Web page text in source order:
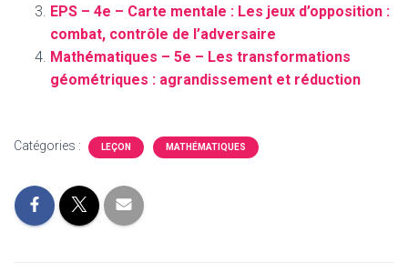
EPS – 4e – Carte mentale : Les jeux d’opposition :
combat, contrôle de l’adversaire
Mathématiques – 5e – Les transformations
géométriques : agrandissement et réduction
Catégories : LEÇON MATHÉMATIQUES